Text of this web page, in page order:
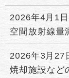
2026年4月1
空間放射線量
2026年3月27
焼却施設など